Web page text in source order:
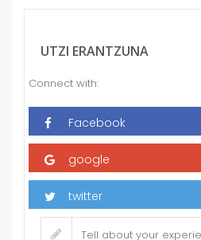
UTZI ERANTZUNA
Connect with: